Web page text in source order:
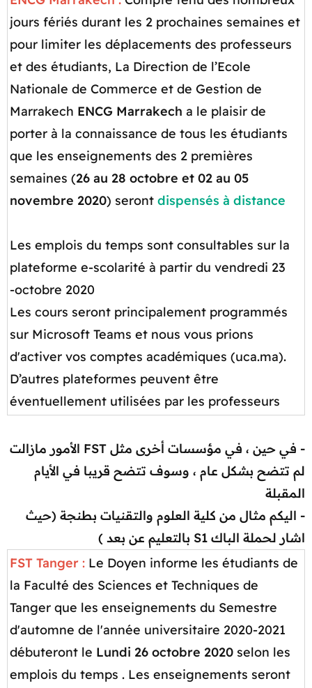
jours fériés durant les 2 prochaines semaines et
pour limiter les déplacements des professeurs
et des étudiants, La Direction de l’Ecole
Nationale de Commerce et de Gestion de
Marrakech ENCG Marrakech a le plaisir de
porter à la connaissance de tous les étudiants
que les enseignements des 2 premières
semaines (26 au 28 octobre et 02 au 05
novembre 2020) seront dispensés à distance
Les emplois du temps sont consultables sur la
plateforme e-scolarité à partir du vendredi 23
octobre 2020-
Les cours seront principalement programmés
sur Microsoft Teams et nous vous prions
d'activer vos comptes académiques (uca.ma).
D’autres plateformes peuvent être
éventuellement utilisées par les professeurs​
- في حين ، في مؤسسات أخرى مثل FST الأمور مازالت
لم تتضح بشكل عام ، وسوف تتضح قريبا في الأيام
المقبلة
- اليكم مثال من كلية العلوم والتقنيات بطنجة (حيث
اشار لحملة الباك S1 بالتعليم عن بعد )
FST Tanger : Le Doyen informe les étudiants de
la Faculté des Sciences et Techniques de
Tanger que les enseignements du Semestre
d'automne de l'année universitaire 2020-2021
débuteront le Lundi 26 octobre 2020 selon les
emplois du temps . Les enseignements seront